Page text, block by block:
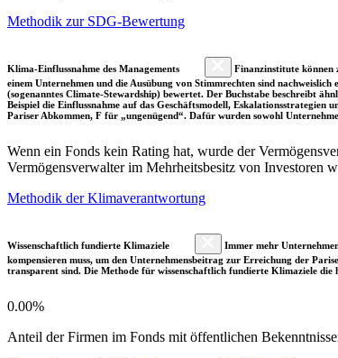
Methodik zur SDG-Bewertung
Klima-Einflussnahme des Managements
Finanzinstitute können
einem Unternehmen und die Ausübung von Stimmrechten sind
(sogenanntes Climate-Stewardship) bewertet. Der Buchstabe beschreibt
Beispiel die Einflussnahme auf das Geschäftsmodell,
Pariser Abkommen, F für „ungenügend“. Dafür wurden sowohl
Wenn ein Fonds kein Rating hat, wurde der
Vermögensverwalter im Mehrheitsbesitz von Investoren
Methodik der Klimaverantwortung
Wissenschaftlich fundierte Klimaziele
Immer mehr
kompensieren muss, um den Unternehmensbeitrag zur Erreichung der
transparent sind. Die Methode für wissenschaftlich fundierte Klimaziele
0.00%
Anteil der Firmen im Fonds mit öffentlichen